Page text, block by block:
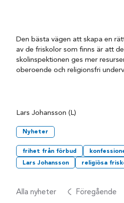
Den bästa vägen att skapa en
av de friskolor som finns är att
skolinspektionen ges mer
oberoende och religionsfri
Lars Johansson (L)
Nyheter
frihet från förbud
Lars Johansson
religiösa
Alla nyheter Föregående